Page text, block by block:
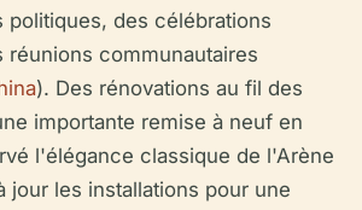
politiques, des célébrations
réunions communautaires
). Des rénovations au fil des
importante remise à neuf en
l'élégance classique de l'Arène
jour les installations pour une